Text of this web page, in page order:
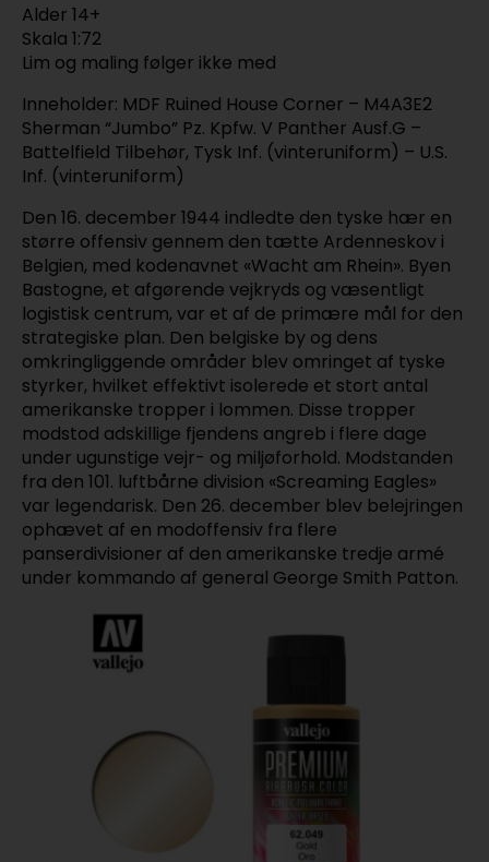
Alder 14+
Skala 1:72
Lim og maling følger ikke med
Inneholder: MDF Ruined House Corner – M4A3E2
Sherman “Jumbo” Pz. Kpfw. V Panther Ausf.G –
Battelfield Tilbehør, Tysk Inf. (vinteruniform) – U.S.
Inf. (vinteruniform)
Den 16. december 1944 indledte den tyske hær en
større offensiv gennem den tætte Ardenneskov i
Belgien, med kodenavnet «Wacht am Rhein». Byen
Bastogne, et afgørende vejkryds og væsentligt
logistisk centrum, var et af de primære mål for den
strategiske plan. Den belgiske by og dens
omkringliggende områder blev omringet af tyske
styrker, hvilket effektivt isolerede et stort antal
amerikanske tropper i lommen. Disse tropper
modstod adskillige fjendens angreb i flere dage
under ugunstige vejr- og miljøforhold. Modstanden
fra den 101. luftbårne division «Screaming Eagles»
var legendarisk. Den 26. december blev belejringen
ophævet af en modoffensiv fra flere
panserdivisioner af den amerikanske tredje armé
under kommando af general George Smith Patton.